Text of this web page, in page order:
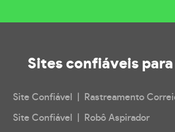
Sites confiáveis
Site Confiável | Rastreamento
Site Confiável | Robô Aspirador